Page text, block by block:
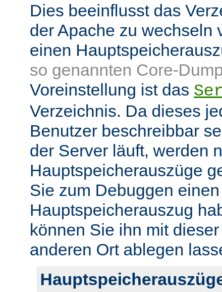
Dies beeinflusst das
der Apache zu wechseln
einen
so genannten Core-
Voreinstellung ist das
Verzeichnis. Da dieses
Benutzer beschreibbar
der Server läuft, werden
Hauptspeicherauszüge
Sie zum Debuggen einen
Hauptspeicherauszug
können Sie ihn mit
anderen Ort ablegen